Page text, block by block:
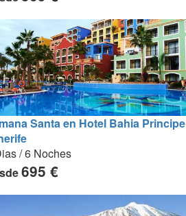
Santa en Hotel Bahia Principe
/ 6 Noches
695 €